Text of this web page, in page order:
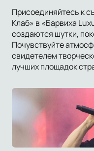
Присоединяйтесь к
Клаб» в «Барвиха
создаются шутки,
Почувствуйте
свидетелем
лучших площадок